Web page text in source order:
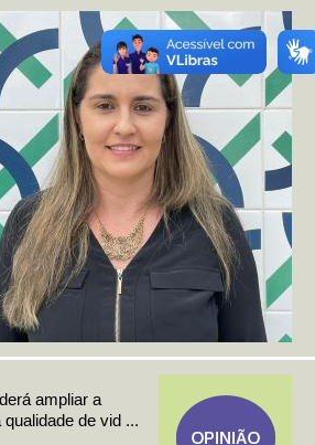
ampliar a
de vid ...